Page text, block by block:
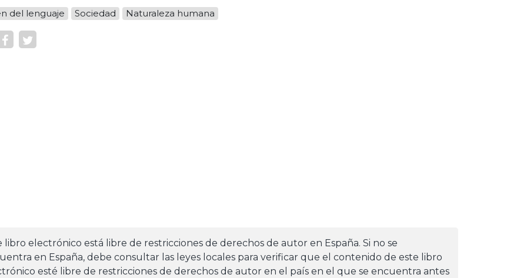
del lenguaje Sociedad Naturaleza humana
libro electrónico está libre de restricciones de derechos de autor en España. Si no se
en España, debe consultar las leyes locales para verificar que el contenido de este libro
esté libre de restricciones de derechos de autor en el país en el que se encuentra antes